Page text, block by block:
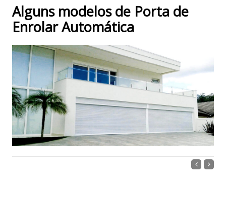
Alguns modelos de Porta de
Enrolar Automática